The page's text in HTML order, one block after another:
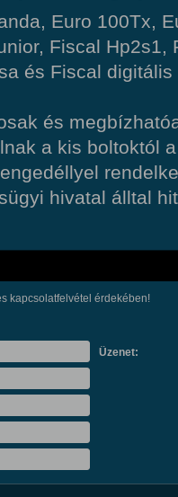
Euro 100Tx,
Fiscal Hp2s1,
és Fiscal
és
a kis boltoktól
hivatal álltal
kapcsolatfelvétel érdekében!
Üzenet: